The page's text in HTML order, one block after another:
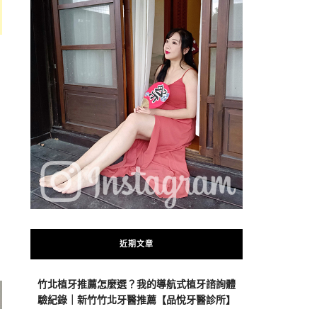
近期文章
竹北植牙推薦怎麼選？我的導航式植牙諮詢體
驗紀錄｜新竹竹北牙醫推薦【品悅牙醫診所】